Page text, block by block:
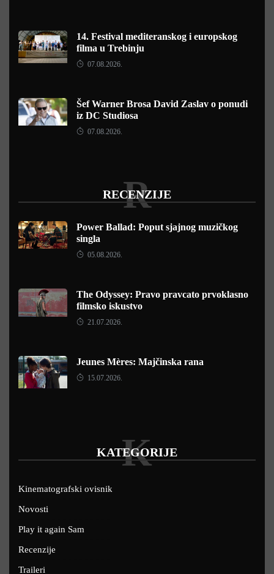
14. Festival mediteranskog i europskog
filma u Trebinju
07.08.2026.
Šef Warner Brosa David Zaslav o ponudi
iz DC Studiosa
07.08.2026.
RECENZIJE
R
Power Ballad: Poput sjajnog muzičkog
singla
05.08.2026.
The Odyssey: Pravo pravcato prvoklasno
filmsko iskustvo
21.07.2026.
Jeunes Mères: Majčinska rana
15.07.2026.
KATEGORIJE
K
Kinematografski ovisnik
Novosti
Play it again Sam
Recenzije
Traileri